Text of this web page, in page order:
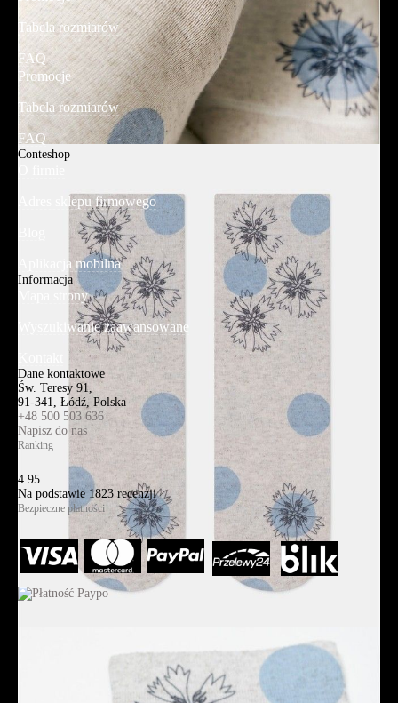
Tabela rozmiarów
FAQ
Promocje
Tabela rozmiarów
FAQ
Conteshop
Adres sklepu firmowego
Aplikacja mobilna
Informacja
Mapa strony
Wyszukiwanie zaawansowane
Dane kontaktowe
Św. Teresy 91,
91-341, Łódź, Polska
+48 500 503 636
Napisz do nas
Ranking
4.95
Na podstawie 1823 recenzji
Bezpieczne płatności